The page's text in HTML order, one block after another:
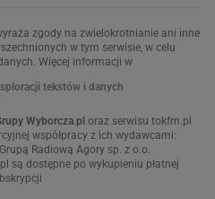
zgody na zwielokrotnianie ani inne
w tym serwisie, w celu
Więcej informacji w
tekstów i danych
Wyborcza.pl oraz serwisu tokfm.pl
współpracy z ich wydawcami:
Radiową Agory sp. z o.o.
są dostępne po wykupieniu płatnej